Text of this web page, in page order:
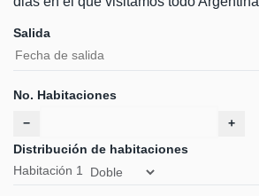
Salida
No. Habitaciones
−
+
Distribución de habitaciones
Habitación 1